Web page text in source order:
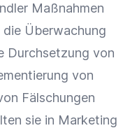
Maßnahmen
Überwachung
Durchsetzung von
von
Fälschungen
sie in Marketing